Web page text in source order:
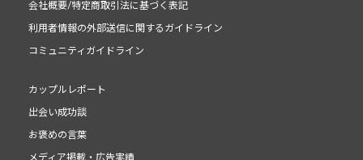
会社概要/特定商取引法に基づく表記
利用者情報の外部送信に関するガイドライン
コミュニティガイドライン
カップルレポート
出会い成功談
お褒めの言葉
メディア掲載・広告実績